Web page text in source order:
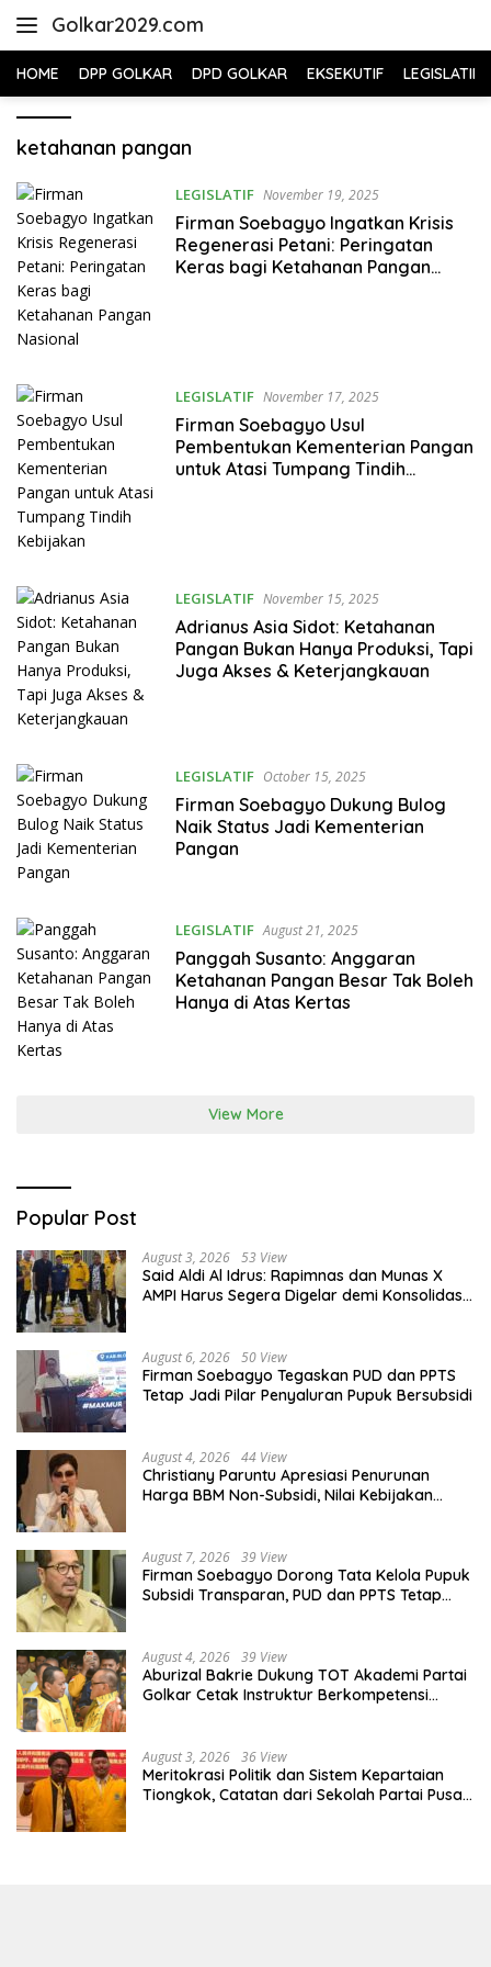
Golkar2029.com
HOME DPP GOLKAR DPD GOLKAR EKSEKUTIF LEGISLATIF
ketahanan pangan
LEGISLATIF November 19, 2025
Firman Soebagyo Ingatkan Krisis
Regenerasi Petani: Peringatan
Keras bagi Ketahanan Pangan
LEGISLATIF November 17, 2025
Firman Soebagyo Usul
Pembentukan Kementerian Pangan
untuk Atasi Tumpang Tindih
LEGISLATIF November 15, 2025
Adrianus Asia Sidot: Ketahanan
Pangan Bukan Hanya Produksi, Tapi
Juga Akses & Keterjangkauan
LEGISLATIF October 15, 2025
Firman Soebagyo Dukung Bulog
Naik Status Jadi Kementerian
Pangan
LEGISLATIF August 21, 2025
Panggah Susanto: Anggaran
Ketahanan Pangan Besar Tak Boleh
Hanya di Atas Kertas
View More
Popular Post
August 3, 2026 53 View
Said Aldi Al Idrus: Rapimnas dan Munas X
AMPI Harus Segera Digelar demi Konsolidasi
August 6, 2026 50 View
Firman Soebagyo Tegaskan PUD dan PPTS
Tetap Jadi Pilar Penyaluran Pupuk Bersubsidi
August 4, 2026 44 View
Christiany Paruntu Apresiasi Penurunan
Harga BBM Non-Subsidi, Nilai Kebijakan
August 7, 2026 39 View
Firman Soebagyo Dorong Tata Kelola Pupuk
Subsidi Transparan, PUD dan PPTS Tetap
August 4, 2026 39 View
Aburizal Bakrie Dukung TOT Akademi Partai
Golkar Cetak Instruktur Berkompetensi
August 3, 2026 36 View
Meritokrasi Politik dan Sistem Kepartaian
Tiongkok, Catatan dari Sekolah Partai Pusat